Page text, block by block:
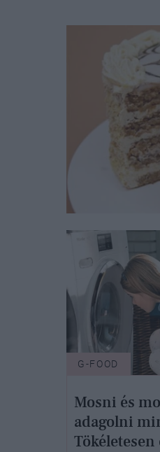
G-FOOD
Mosni és
adagolni
Tökéletesen